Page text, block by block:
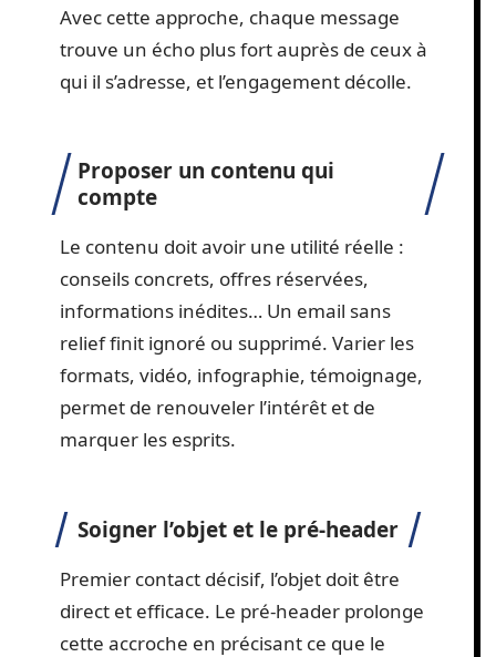
Avec cette approche, chaque message
trouve un écho plus fort auprès de ceux à
qui il s’adresse, et l’engagement décolle.
Proposer un contenu qui
compte
Le contenu doit avoir une utilité réelle :
conseils concrets, offres réservées,
informations inédites… Un email sans
relief finit ignoré ou supprimé. Varier les
formats, vidéo, infographie, témoignage,
permet de renouveler l’intérêt et de
marquer les esprits.
Soigner l’objet et le pré-header
Premier contact décisif, l’objet doit être
direct et efficace. Le pré-header prolonge
cette accroche en précisant ce que le